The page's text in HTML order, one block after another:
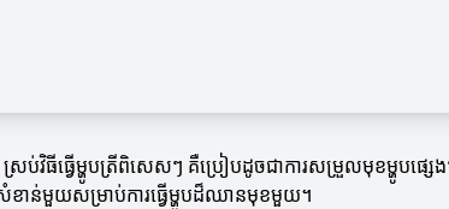
រប់វិធីធ្វើម្ហូបត្រីពិសេសៗ គឺប្រៀបដូចជាការសម្រួលមុខម្ហូបផ្ស
សំខាន់មួយសម្រាប់ការធ្វើម្ហូបដ៏ឈានមុខមួយ។